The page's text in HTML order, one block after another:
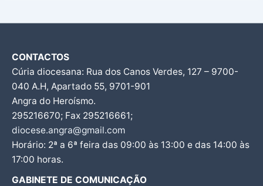
CONTACTOS
Cúria diocesana: Rua dos Canos Verdes, 127 – 9700-
040 A.H, Apartado 55, 9701-901
Angra do Heroísmo.
295216670; Fax 295216661;
diocese.angra@gmail.com
Horário: 2ª a 6ª feira das 09:00 às 13:00 e das 14:00 às
17:00 horas.
GABINETE DE COMUNICAÇÃO